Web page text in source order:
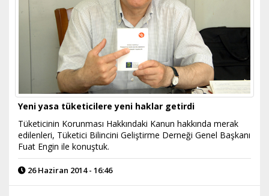
Yeni yasa tüketicilere yeni haklar getirdi
Tüketicinin Korunması Hakkındaki Kanun hakkında merak
edilenleri, Tüketici Bilincini Geliştirme Derneği Genel Başkanı
Fuat Engin ile konuştuk.
26 Haziran 2014 - 16:46